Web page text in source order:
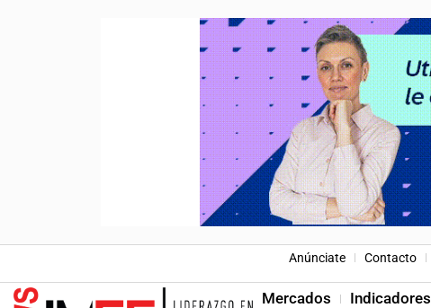
Anúnciate Contacto
Mercados Indicadores